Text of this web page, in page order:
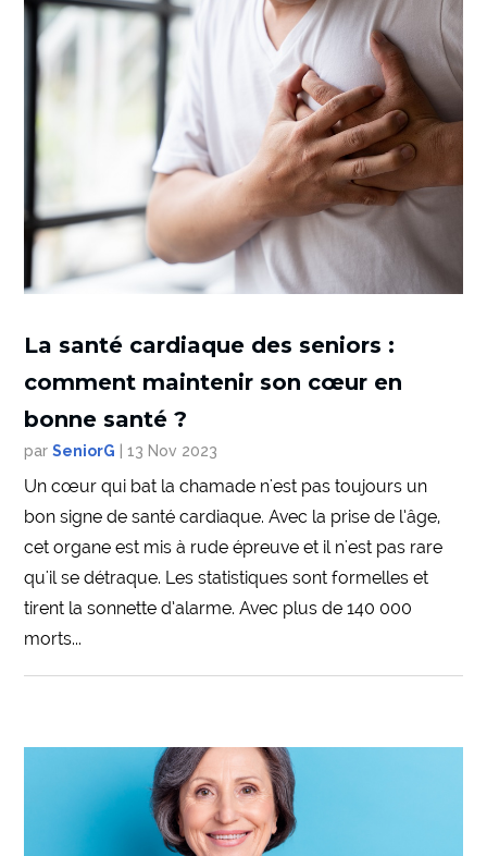
La santé cardiaque des seniors :
comment maintenir son cœur en
bonne santé ?
parSeniorG |13 Nov 2023
Un cœur qui bat la chamade n'est pas toujours un
bon signe de santé cardiaque. Avec la prise de l’âge,
cet organe est mis à rude épreuve et il n'est pas rare
qu'il se détraque. Les statistiques sont formelles et
tirent la sonnette d’alarme. Avec plus de 140 000
morts...